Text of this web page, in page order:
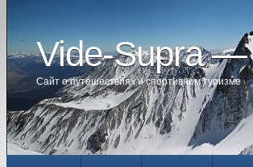
Vide-Supra
Сайт о путешествиях и спортивном туризме